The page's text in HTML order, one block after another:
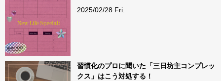
2025/02/28 Fri.
習慣化のプロに聞いた「三日坊主コンプレッ
クス」はこう対処する！